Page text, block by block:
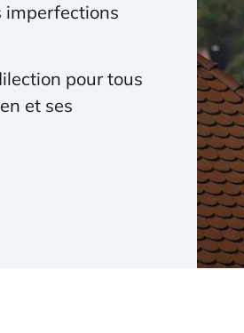
imperfections
pour tous
et ses